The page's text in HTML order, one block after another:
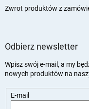
Zwrot produktów z
Odbierz newsletter
Wpisz swój e-mail, a my
nowych produktów na
E-mail